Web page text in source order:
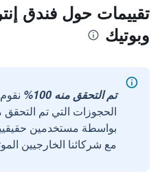
تقييمات حول فندق
وبوتيك
تم التحقق منه 100%
الحجوزات التي تم التحقق
مع شركائنا الخارجيين